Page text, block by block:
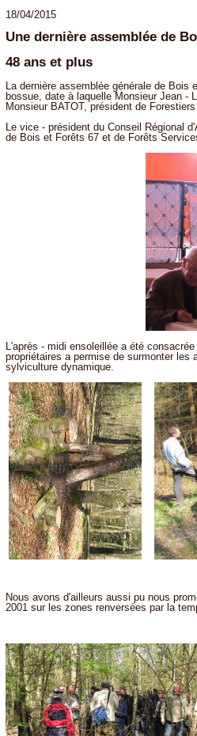
18/04/2015
Une dernière assemblée de
48 ans et plus
La dernière assemblée générale de
bossue, date à laquelle Monsieur Jean -
Monsieur BATOT, président de
Le vice - président du Conseil Régional
de Bois et Forêts 67 et de Forêts
L'après - midi ensoleillée a été
propriétaires a permise de surmonter
sylviculture dynamique.
Nous avons d'ailleurs aussi pu nous
2001 sur les zones renversées par la